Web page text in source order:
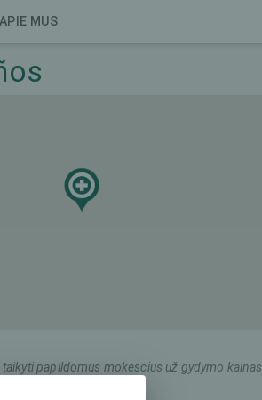
APIE MUS
papildomus mokescius už gydymo kainas.